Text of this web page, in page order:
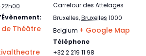
Théâtre
Carrefour des Attelages
Bruxelles,Bruxelles 1000
Belgium + Google Map
Téléphone
+32 2 219 11 98